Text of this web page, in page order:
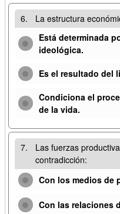
6.
La estructura
Está determinada
ideológica.
Es el resultado del
Condiciona el
de la vida.
7.
Las fuerzas
contradicción:
Con los medios de
Con las relaciones